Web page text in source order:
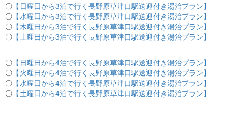
〇 【日曜日から3泊で行く長野原草津口駅送迎付き湯治プラン】
〇 【水曜日から3泊で行く長野原草津口駅送迎付き湯治プラン】
〇 【木曜日から3泊で行く長野原草津口駅送迎付き湯治プラン】
〇 【土曜日から3泊で行く長野原草津口駅送迎付き湯治プラン】
〇 【日曜日から4泊で行く長野原草津口駅送迎付き湯治プラン】
〇 【火曜日から4泊で行く長野原草津口駅送迎付き湯治プラン】
〇 【水曜日から4泊で行く長野原草津口駅送迎付き湯治プラン】
〇 【土曜日から4泊で行く長野原草津口駅送迎付き湯治プラン】